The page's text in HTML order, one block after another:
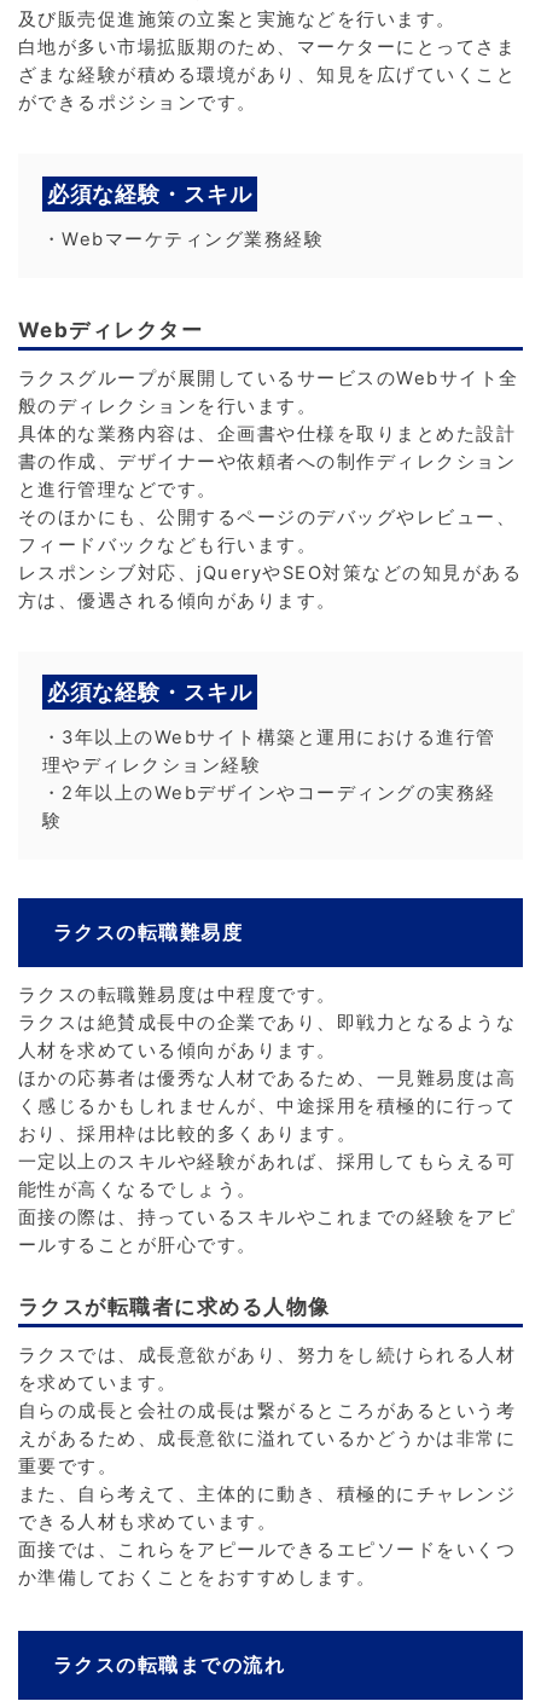
及び販売促進施策の立案と実施などを行います。
白地が多い市場拡販期のため、マーケターにとってさま
ざまな経験が積める環境があり、知見を広げていくこと
ができるポジションです。
必須な経験・スキル
・Webマーケティング業務経験
Webディレクター
ラクスグループが展開しているサービスのWebサイト全
般のディレクションを行います。
具体的な業務内容は、企画書や仕様を取りまとめた設計
書の作成、デザイナーや依頼者への制作ディレクション
と進行管理などです。
そのほかにも、公開するページのデバッグやレビュー、
フィードバックなども行います。
レスポンシブ対応、jQueryやSEO対策などの知見がある
方は、優遇される傾向があります。
必須な経験・スキル
・3年以上のWebサイト構築と運用における進行管
理やディレクション経験
・2年以上のWebデザインやコーディングの実務経
験
ラクスの転職難易度
ラクスの転職難易度は中程度です。
ラクスは絶賛成長中の企業であり、即戦力となるような
人材を求めている傾向があります。
ほかの応募者は優秀な人材であるため、一見難易度は高
く感じるかもしれませんが、中途採用を積極的に行って
おり、採用枠は比較的多くあります。
一定以上のスキルや経験があれば、採用してもらえる可
能性が高くなるでしょう。
面接の際は、持っているスキルやこれまでの経験をアピ
ールすることが肝心です。
ラクスが転職者に求める人物像
ラクスでは、成長意欲があり、努力をし続けられる人材
を求めています。
自らの成長と会社の成長は繋がるところがあるという考
えがあるため、成長意欲に溢れているかどうかは非常に
重要です。
また、自ら考えて、主体的に動き、積極的にチャレンジ
できる人材も求めています。
面接では、これらをアピールできるエピソードをいくつ
か準備しておくことをおすすめします。
ラクスの転職までの流れ